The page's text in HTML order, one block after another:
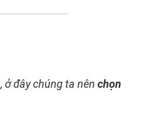
ở đây chúng ta nên chọn